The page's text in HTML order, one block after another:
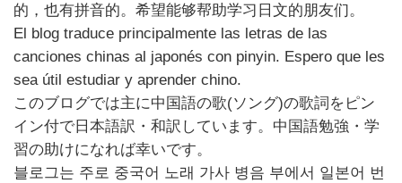
的，也有拼音的。希望能够帮助学习日文的朋友们。
El blog traduce principalmente las letras de las
canciones chinas al japonés con pinyin. Espero que les
sea útil estudiar y aprender chino.
このブログでは主に中国語の歌(ソング)の歌詞をピン
イン付で日本語訳・和訳しています。中国語勉強・学
習の助けになれば幸いです。
블로그는 주로 중국어 노래 가사 병음 부에서 일본어 번